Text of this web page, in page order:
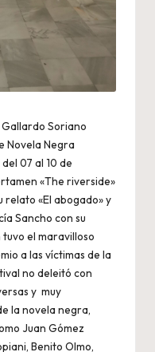
Soriano
Novela Negra
07 al 10 de
«The riverside»
«El abogado» y
Sancho con su
el maravilloso
a las víctimas de la
no deleitó con
y muy
la novela negra,
Juan Gómez
Benito Olmo,